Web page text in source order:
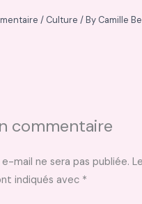
/ Culture / By Camille
commentaire
mail ne sera pas publiée.
indiqués avec *